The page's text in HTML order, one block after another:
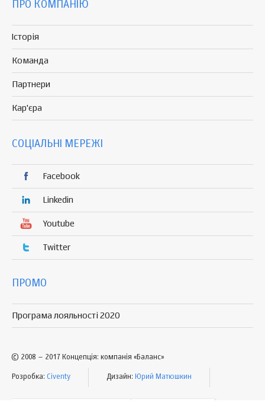
ПРО КОМПАНІЮ
Історія
Команда
Партнери
Кар'єра
СОЦІАЛЬНІ МЕРЕЖІ
Facebook
Linkedin
Youtube
Twitter
ПРОМО
Програма лояльності 2020
© 2008 – 2017 Концепція: компанія «Баланс»
Розробка: Civenty Дизайн: Юрий Матюшкин